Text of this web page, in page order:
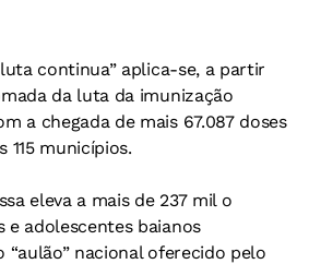
continua” aplica-se, a partir
da luta da imunização
a chegada de mais 67.087 doses
115 municípios.
eleva a mais de 237 mil o
e adolescentes baianos
“aulão” nacional oferecido pelo